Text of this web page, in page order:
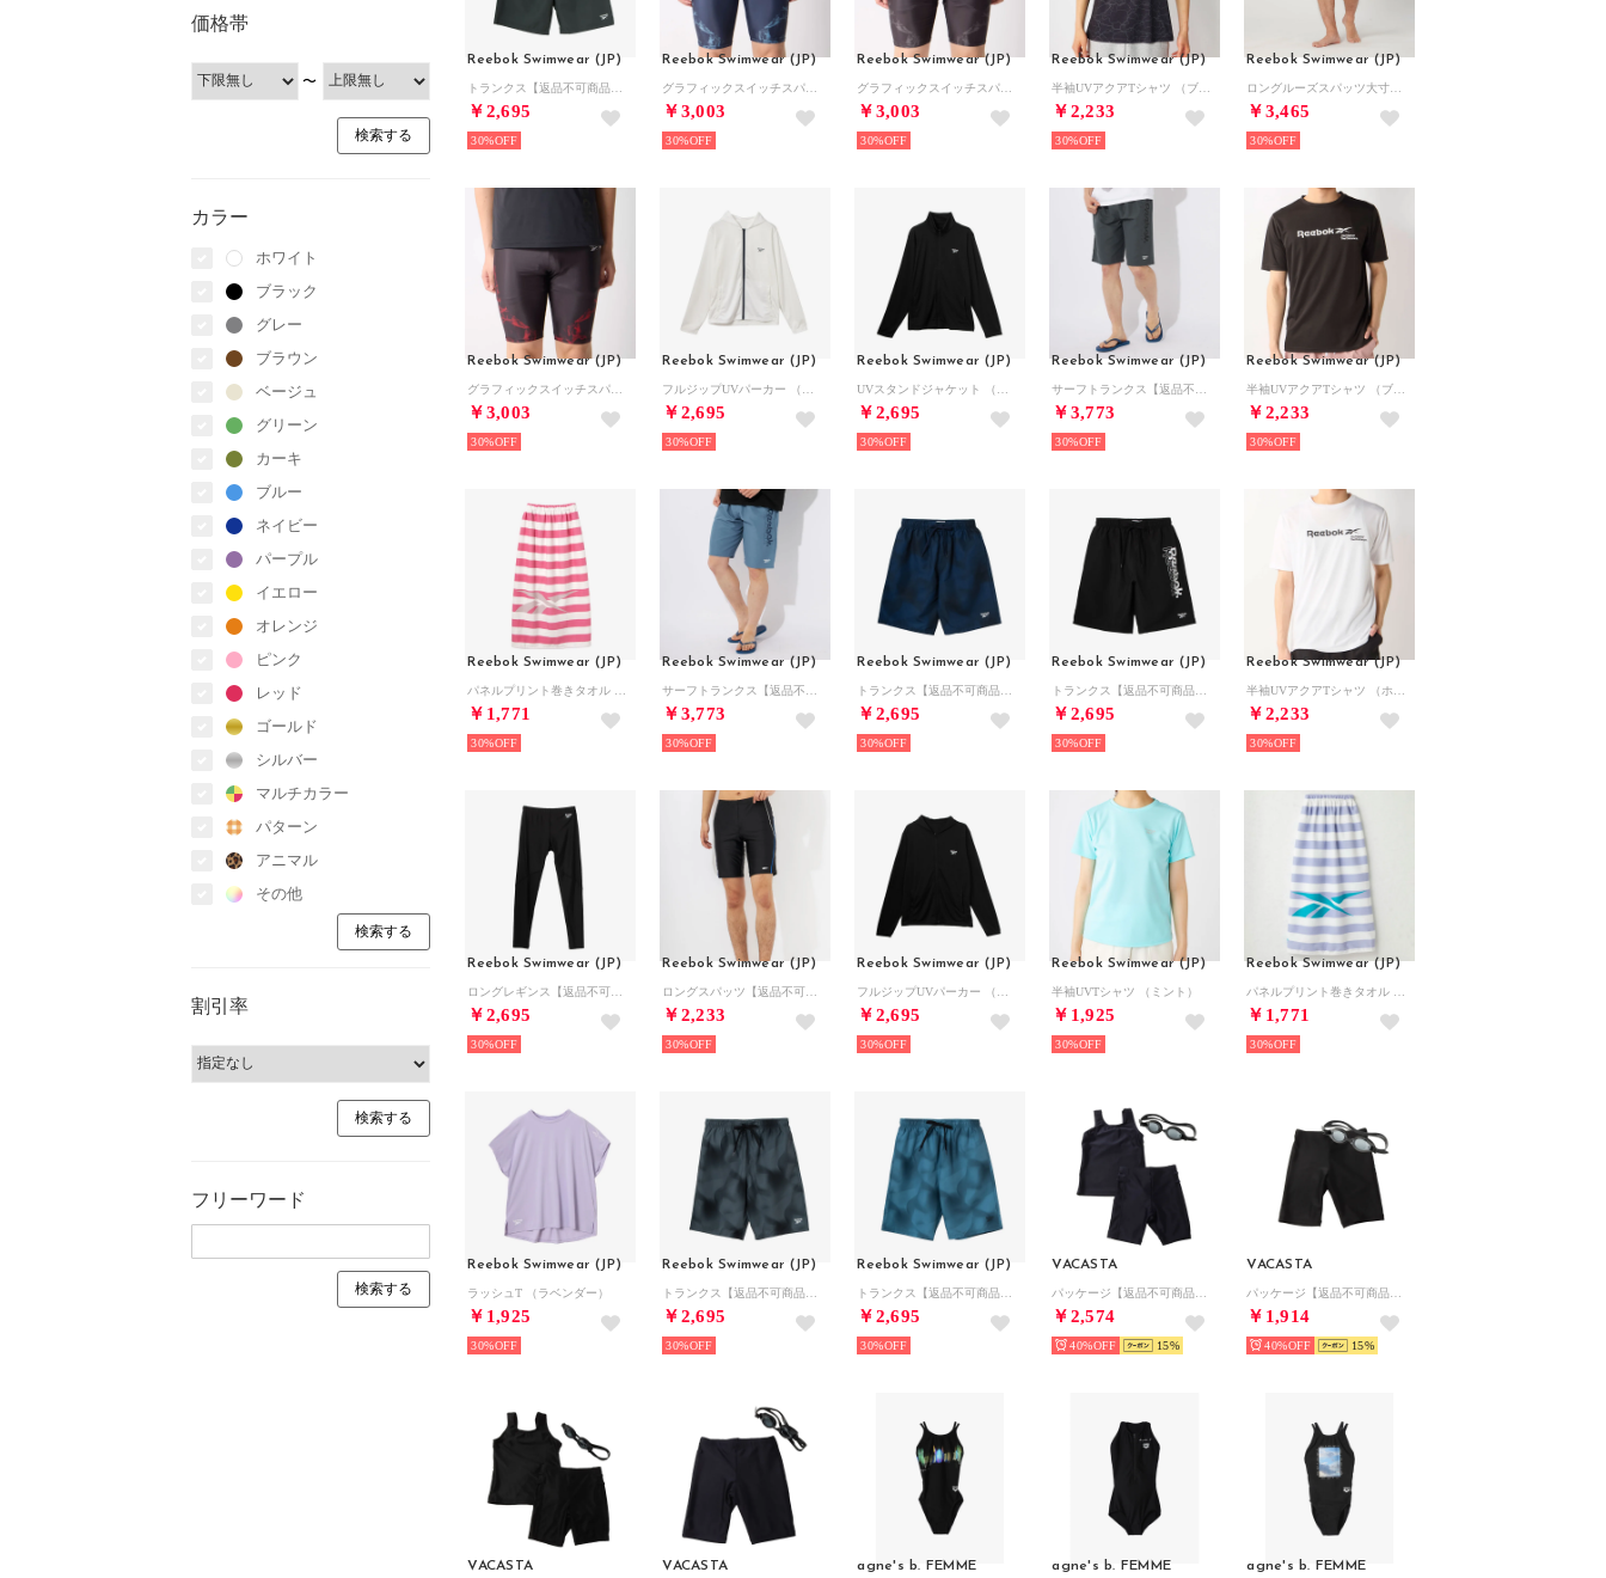
価格帯
〜
カラー
ホワイト
ブラック
グレー
ブラウン
ベージュ
グリーン
カーキ
ブルー
ネイビー
パープル
イエロー
オレンジ
ピンク
レッド
ゴールド
シルバー
マルチカラー
パターン
アニマル
その他
割引率
フリーワード
Reebok Swimwear (JP)
￥2,695
30%
Reebok Swimwear (JP)
￥3,003
30%
Reebok Swimwear (JP)
￥3,003
30%
Reebok Swimwear (JP)
￥2,233
30%
Reebok Swimwear (JP)
￥3,465
30%
Reebok Swimwear (JP)
￥3,003
30%
Reebok Swimwear (JP)
￥2,695
30%
Reebok Swimwear (JP)
￥2,695
30%
Reebok Swimwear (JP)
￥3,773
30%
Reebok Swimwear (JP)
￥2,233
30%
Reebok Swimwear (JP)
￥1,771
30%
Reebok Swimwear (JP)
￥3,773
30%
Reebok Swimwear (JP)
￥2,695
30%
Reebok Swimwear (JP)
￥2,695
30%
Reebok Swimwear (JP)
￥2,233
30%
Reebok Swimwear (JP)
￥2,695
30%
Reebok Swimwear (JP)
￥2,233
30%
Reebok Swimwear (JP)
￥2,695
30%
Reebok Swimwear (JP)
半袖UVTシャツ （ミント）
￥1,925
30%
Reebok Swimwear (JP)
￥1,771
30%
Reebok Swimwear (JP)
ラッシュT （ラベンダー）
￥1,925
30%
Reebok Swimwear (JP)
￥2,695
30%
Reebok Swimwear (JP)
￥2,695
30%
VACASTA
￥2,574
40% 15
VACASTA
￥1,914
40% 15
VACASTA VACASTA agne's b. FEMME agne's b. FEMME agne's b. FEMME